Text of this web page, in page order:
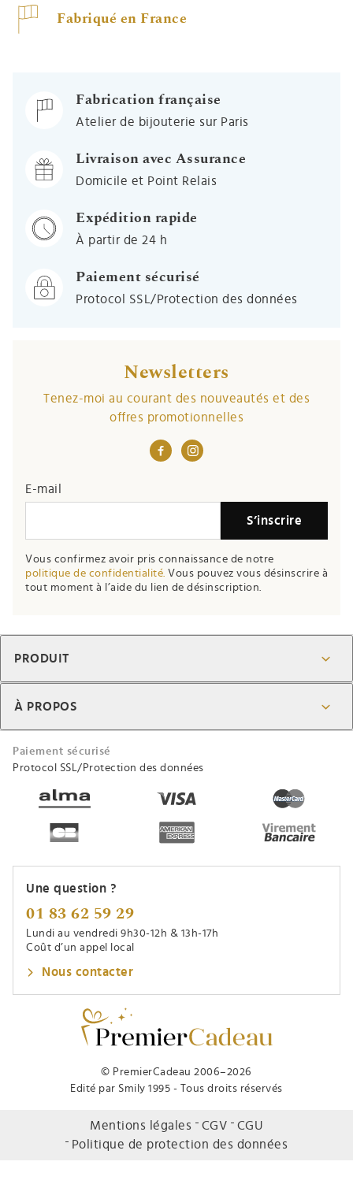
Fabriqué en France
Fabrication française
Atelier de bijouterie sur Paris
Livraison avec Assurance
Domicile et Point Relais
Expédition rapide
À partir de 24 h
Paiement sécurisé
Protocol SSL/Protection des données
Newsletters
Tenez-moi au courant des nouveautés et des
offres promotionnelles
E-mail
S’inscrire
Vous confirmez avoir pris connaissance de notre
politique de confidentialité. Vous pouvez vous désinscrire à
tout moment à l’aide du lien de désinscription.
© PremierCadeau 2006–2026
Edité par Smily 1995 - Tous droits réservés
PRODUIT
À PROPOS
Paiement sécurisé
Protocol SSL/Protection des données
Une question ?
01 83 62 59 29
Lundi au vendredi 9h30-12h & 13h-17h
Coût d’un appel local
Nous contacter
Mentions légales CGV
CGU
Politique de protection des données